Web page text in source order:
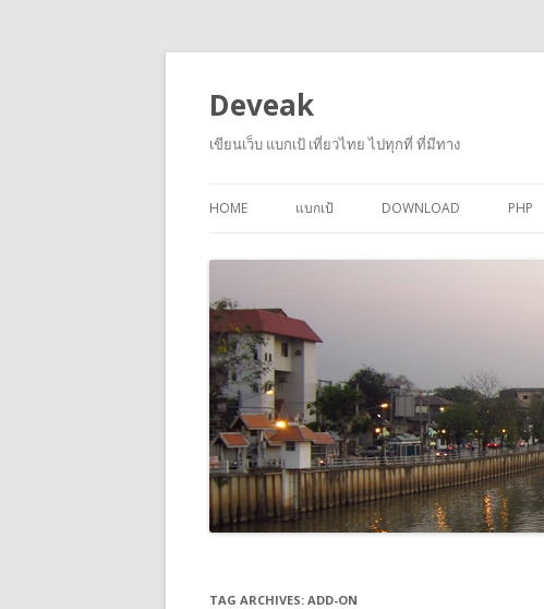
Deveak
เขียนเว็บ แบกเป้ เที่ยวไทย ไปทุกที่ ที่มีทาง
HOME แบกเป้ DOWNLOAD PHP
TAG ARCHIVES: ADD-ON